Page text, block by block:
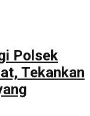
Polsek
Tekankan